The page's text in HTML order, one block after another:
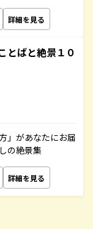
詳細を見る
とばと絶景１０
」があなたにお届
の絶景集
詳細を見る